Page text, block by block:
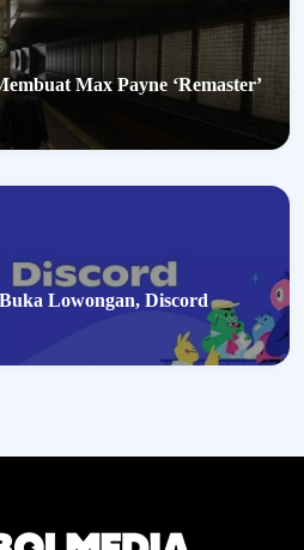
Max Payne ‘Remaster’
Lowongan, Discord